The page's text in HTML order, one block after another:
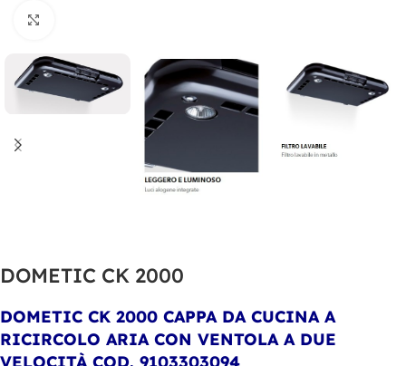
DOMETIC CK 2000
DOMETIC CK 2000 CAPPA DA CUCINA A
RICIRCOLO ARIA CON VENTOLA A DUE